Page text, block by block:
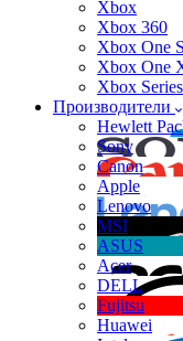
Xbox
Xbox 360
Xbox One S
Xbox One
Xbox
Производители
Hewlett
Sony
Canon
Apple
Lenovo
MSI
ASUS
Acer
DELL
Fujitsu
Huawei